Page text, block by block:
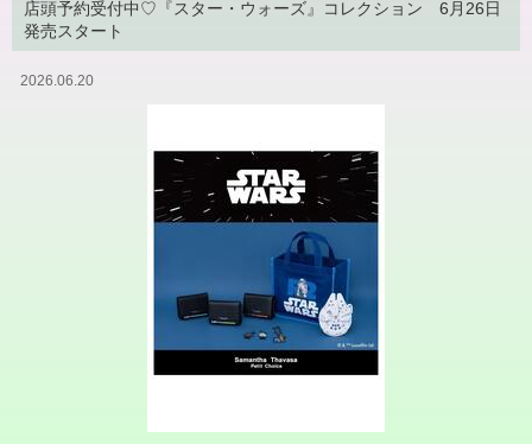
店頭予約受付中♡『スター・ウォーズ』コレクション 6月26日
発売スタート
2026.06.20